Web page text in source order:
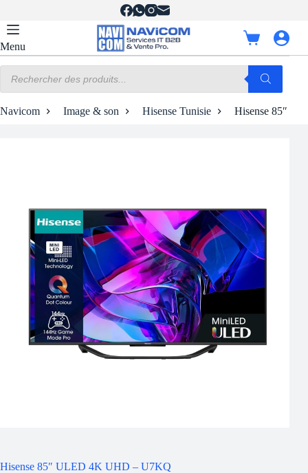
contenu
Menu
Panier
d’achat
produits
Navicom Image & son Hisense Tunisie Hisense 85″
Hisense 85″ ULED 4K UHD – U7KQ